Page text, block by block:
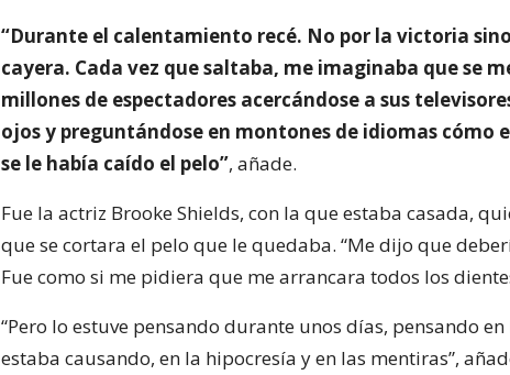
“Durante el calentamiento recé. No por la victoria
cayera. Cada vez que saltaba, me imaginaba que se
millones de espectadores acercándose a sus
ojos y preguntándose en montones de idiomas cómo
se le había caído el pelo”, añade.
Fue la actriz Brooke Shields, con la que estaba casada,
que se cortara el pelo que le quedaba. “Me dijo que
Fue como si me pidiera que me arrancara todos los
“Pero lo estuve pensando durante unos días, pensando
estaba causando, en la hipocresía y en las mentiras”,